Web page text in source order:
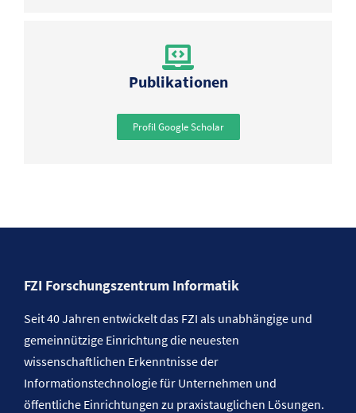
Publikationen
Profil Google Scholar
FZI Forschungszentrum Informatik
Seit 40 Jahren entwickelt das FZI als unabhängige und
gemeinnützige Einrichtung die neuesten
wissenschaftlichen Erkenntnisse der
Informationstechnologie für Unternehmen und
öffentliche Einrichtungen zu praxistauglichen Lösungen.